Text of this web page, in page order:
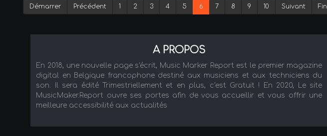
Démarrer Précédent 1 2 3 4 5 6 7 8 9 10 Suivant Fin
A PROPOS
En 2018, une nouvelle page s'écrit, Music Marker Report est le premier magazine
digital en Belgique francophone destiné aux musiciens et aux techniciens du
son. Il sera édité Trimestriellement et en plus, c'est Gratuit ! En 2020, Le site
MusicMaker.Report ouvre ses portes afin de vous accueillir et vous offrir une
meilleure accessibilité aux actualités